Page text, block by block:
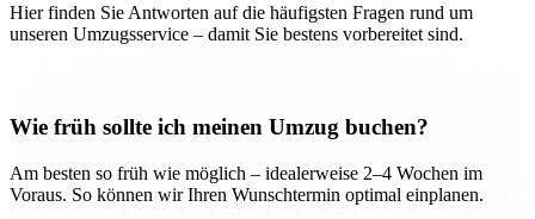
Hier finden Sie Antworten auf die häufigsten Fragen rund um
unseren Umzugsservice – damit Sie bestens vorbereitet sind.
Wie früh sollte ich meinen Umzug buchen?
Am besten so früh wie möglich – idealerweise 2–4 Wochen im
Voraus. So können wir Ihren Wunschtermin optimal einplanen.